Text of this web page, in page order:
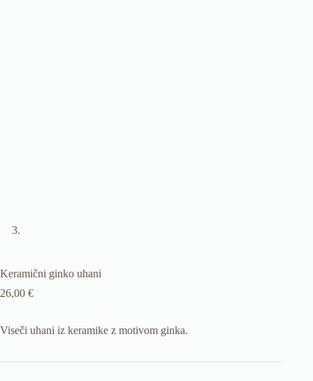
Keramični ginko uhani
26,00 €
Viseči uhani iz keramike z motivom ginka.